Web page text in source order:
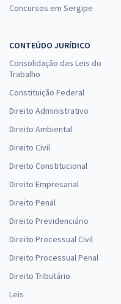
Concursos em Sergipe
CONTEÚDO JURÍDICO
Consolidação das Leis do
Trabalho
Constituição Federal
Direito Administrativo
Direito Ambiental
Direito Civil
Direito Constitucional
Direito Empresarial
Direito Penal
Direito Previdenciário
Direito Processual Civil
Direito Processual Penal
Direito Tributário
Leis